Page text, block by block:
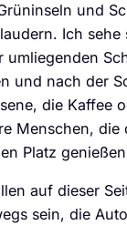
und
Ich sehe
umliegenden
und nach der
die Kaffee
Menschen, die
Platz
auf dieser
sein, die